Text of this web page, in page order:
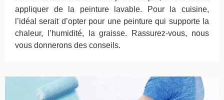
appliquer de la peinture lavable. Pour la cuisine,
l’idéal serait d’opter pour une peinture qui supporte la
chaleur, l’humidité, la graisse. Rassurez-vous, nous
vous donnerons des conseils.